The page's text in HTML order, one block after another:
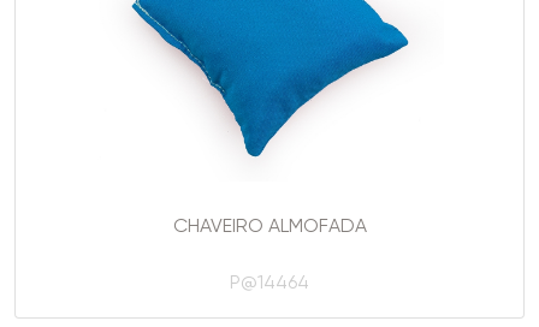
CHAVEIRO ALMOFADA
P@14464